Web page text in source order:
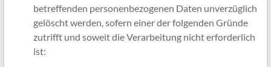
betreffenden personenbezogenen Daten unverzüglich
gelöscht werden, sofern einer der folgenden Gründe
zutrifft und soweit die Verarbeitung nicht erforderlich
ist: